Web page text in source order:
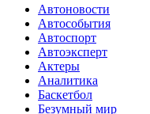
Автоновости
Автособытия
Автоспорт
Автоэксперт
Актеры
Аналитика
Баскетбол
Безумный мир